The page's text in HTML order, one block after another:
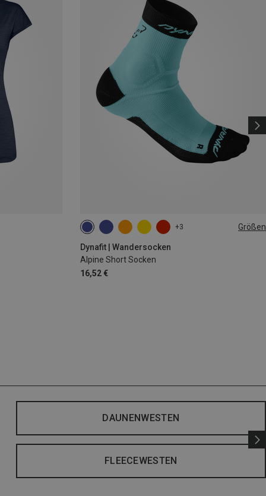
+3 Größen
Dynafit | Wandersocken
Alpine Short Socken
16,52 €
35|36|37|38 39|40|41|42
DAUNENWESTEN
FLEECEWESTEN